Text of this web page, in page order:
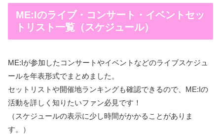
ME:Iのライブ・コンサート・イベントセッ
トリスト一覧（スケジュール）
ME:Iが参加したコンサートやイベントなどのライブスケジュ
ールを年表形式でまとめました。
セットリストや開催地ランキングも確認できるので、ME:Iの
活動を詳しく知りたいファン必見です！
（スケジュールの表示に少し時間がかかることがありま
す。）